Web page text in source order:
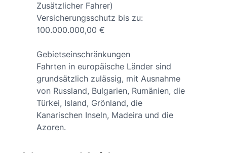
Zusätzlicher Fahrer)
Versicherungsschutz bis zu:
100.000.000,00 €
Gebietseinschränkungen
Fahrten in europäische Länder sind
grundsätzlich zulässig, mit Ausnahme
von Russland, Bulgarien, Rumänien, die
Türkei, Island, Grönland, die
Kanarischen Inseln, Madeira und die
Azoren.